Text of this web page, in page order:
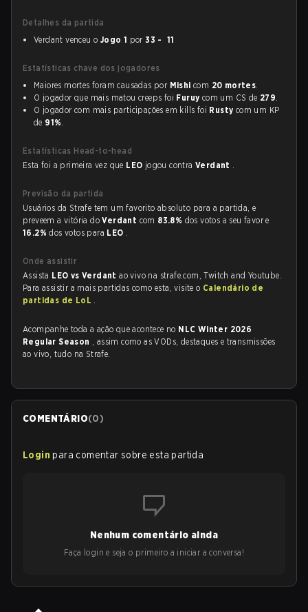
Detalhes da partida
Verdant venceu o Jogo 1 por33 - 11
Estatísticas chave dos jogadores
Maiores mortes foram causadas por Mishi com 20 mortes.
O jogador que mais matou creeps foi Furuy com um CS de 279.
O jogador com mais participações em kills foi Rusty com um KP
de 91%.
Estatísticas Head-to-head
Esta foi a primeira vez que LEO jogou contraVerdant .
Previsão da partida
Usuários da Strafe tem um favorito absoluto para a partida, e
preveem a vitória doVerdant com 83.8% dos votos a seu favor e
16.2%dos votos para LEO .
Onde assistir
Assista LEO vs Verdantao vivo na strafe.com, Twitch and Youtube.
Para assistir a mais partidas como esta, visite o Calendário de
partidas de LoL .
Acompanhe toda a ação que acontece no NLC Winter 2026
Regular Season , assim como as VODs, destaques e transmissões
ao vivo, tudo na Strafe.
COMENTÁRIO(0)
Login para comentar sobre esta partida
Nenhum comentário ainda
Faça login e seja o primeiro a iniciar a conversa!